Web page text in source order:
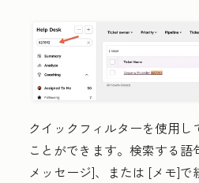
クイックフィルターを使用し
ことができます。検索する語
メッセージ]、または [メモ]で